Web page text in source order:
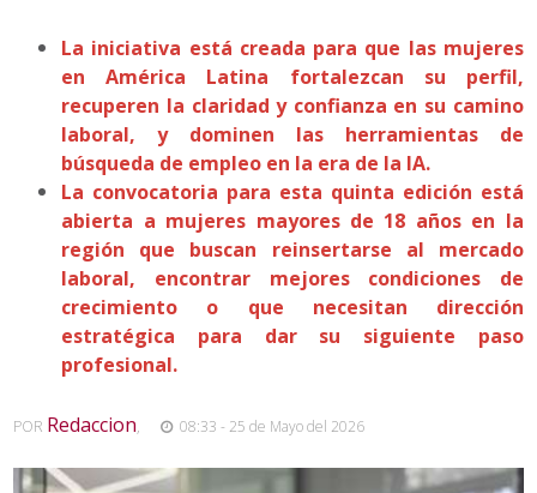
La iniciativa está creada para que las mujeres
en América Latina fortalezcan su perfil,
recuperen la claridad y confianza en su camino
laboral, y dominen las herramientas de
búsqueda de empleo en la era de la IA.
La convocatoria para esta quinta edición está
abierta a mujeres mayores de 18 años en la
región que buscan reinsertarse al mercado
laboral, encontrar mejores condiciones de
crecimiento o que necesitan dirección
estratégica para dar su siguiente paso
profesional.
POR Redaccion, 08:33 - 25 de Mayo del 2026